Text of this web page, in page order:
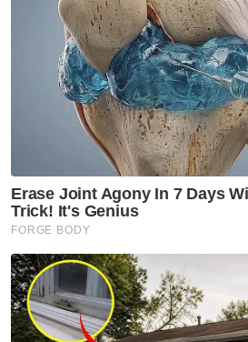
#Madu#KahwinDua#Nikah
original sound -